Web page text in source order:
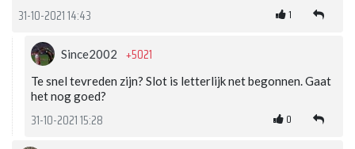
31-10-2021 14:43 1
Since2002 +5021
Te snel tevreden zijn? Slot is letterlijk net begonnen. Gaat
het nog goed?
31-10-2021 15:28 0